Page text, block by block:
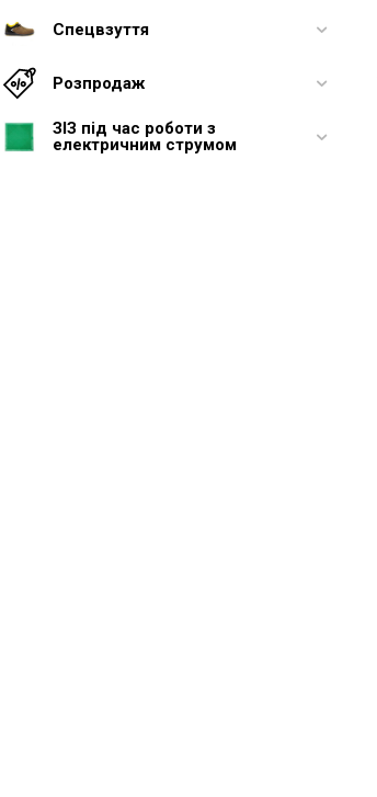
Спецвзуття
Розпродаж
ЗІЗ під час роботи з
електричним струмом